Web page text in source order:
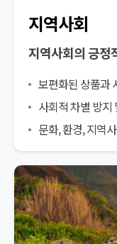
지역사회
지역사회의 긍정
보편화된 상품과
사회적 차별 방지
문화, 환경, 지역